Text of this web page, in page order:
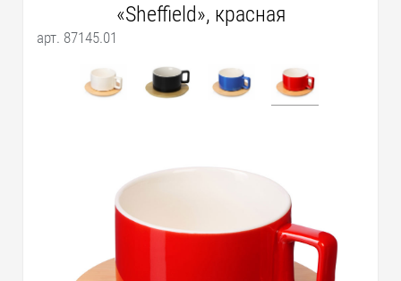
«Sheffield», красная
арт. 87145.01